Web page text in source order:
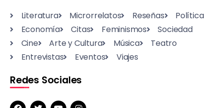
Literatura Microrrelatos Reseñas
Política
Economía
Citas Feminismos
Sociedad
Cine
Arte y Cultura Música
Teatro
Entrevistas
Eventos Viajes
Redes Sociales